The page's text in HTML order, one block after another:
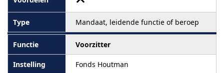
Mandaat, leidende functie of beroep
Voorzitter
Fonds Houtman